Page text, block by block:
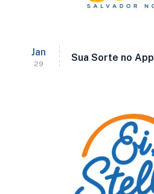
Jan
29
Sua Sorte no App